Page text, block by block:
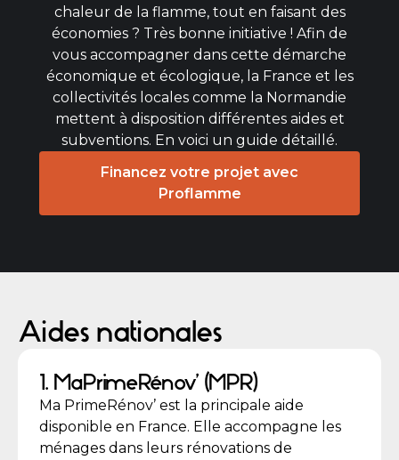
chaleur de la flamme, tout en faisant des
économies ? Très bonne initiative ! Afin de
vous accompagner dans cette démarche
économique et écologique, la France et les
collectivités locales comme la Normandie
mettent à disposition différentes aides et
subventions. En voici un guide détaillé.
Financez votre projet avec
Proflamme
Aides nationales
1. MaPrimeRénov’ (MPR)
Ma PrimeRénov’ est la principale aide
disponible en France. Elle accompagne les
ménages dans leurs rénovations de